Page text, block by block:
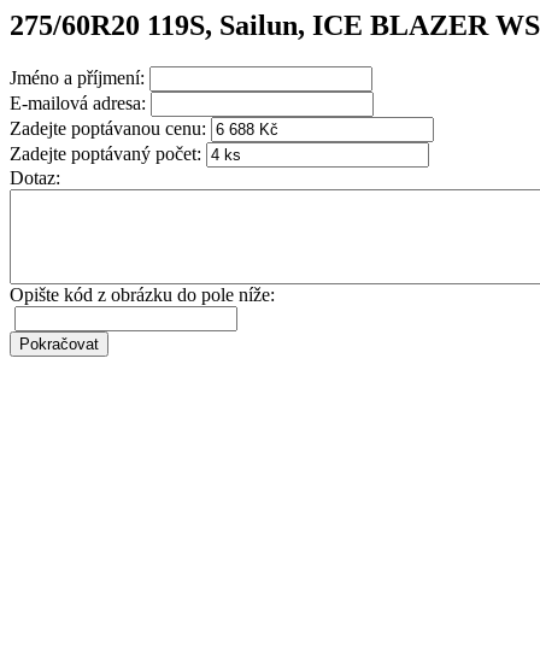
275/60R20 119S, Sailun, ICE BLAZER
Jméno a příjmení:
E-mailová adresa:
Zadejte poptávanou cenu:
Zadejte poptávaný počet:
Dotaz:
Opište kód z obrázku do pole níže: